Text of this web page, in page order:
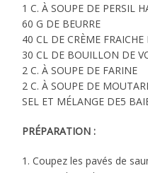
1 C. À SOUPE DE PERSIL
60 G DE BEURRE
40 CL DE CRÈME
30 CL DE BOUILLON DE
2 C. À SOUPE DE FARINE
2 C. À SOUPE DE
SEL ET MÉLANGE DE5
PRÉPARATION :
1. Coupez les pavés de